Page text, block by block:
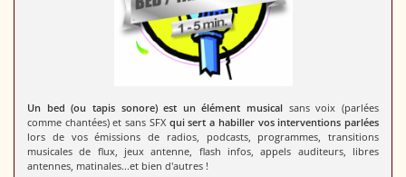
Un bed (ou tapis sonore) est un élément musical sans voix (parlées
comme chantées) et sans SFX qui sert a habiller vos interventions parlées
lors de vos émissions de radios, podcasts, programmes, transitions
musicales de flux, jeux antenne, flash infos, appels auditeurs, libres
antennes, matinales...et bien d'autres !